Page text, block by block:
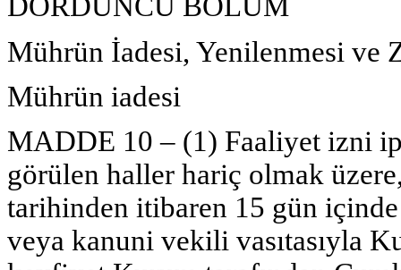
DÖRDÜNCÜ BÖLÜM
Mührün İadesi, Yenilenmesi ve
Mührün iadesi
MADDE 10 – (1) Faaliyet izni
görülen haller hariç olmak
tarihinden itibaren 15 gün
veya kanuni vekili vasıtasıyla